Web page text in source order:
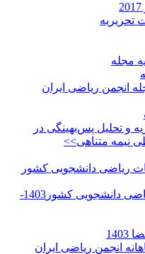
تحریریه
مجله
انجمن ریاضی ایران
و تحلیل پس‌بهینگی در
نیمه متناهی>>
ریاضی دانشجویی کشور
کتاب مسابقات ریاضی دانشجویی کشور1403-
انجمن ریاضی ایران